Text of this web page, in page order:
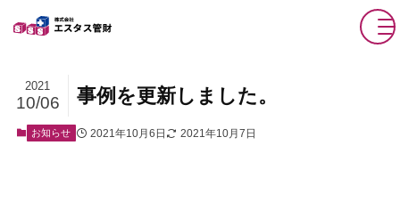
事例を更新しました。
2021
10/06
お知らせ 2021年10月6日 2021年10月7日